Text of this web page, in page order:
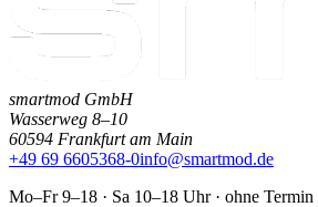
smartmod GmbH
Wasserweg 8–10
60594 Frankfurt am Main
+49 69 6605368-0info@smartmod.de
Mo–Fr 9–18 · Sa 10–18 Uhr · ohne Termin